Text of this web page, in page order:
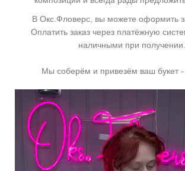
В Окс.Фловерс, вы можете оформить
Оплатить заказ через платёжную
наличными при получении.
Мы соберём и привезём ваш букет